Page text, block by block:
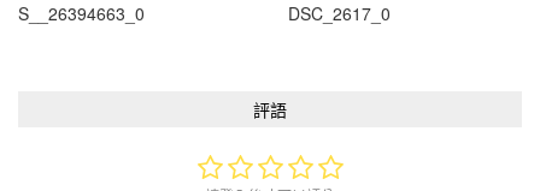
S__26394663_0 DSC_2617_0
評語